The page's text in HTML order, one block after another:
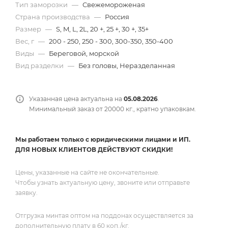
Тип заморозки — Свежемороженая
Страна производства — Россия
Размер — S, M, L, 2L, 20 +, 25 +, 30 +, 35+
Вес, г — 200 - 250, 250 - 300, 300-350, 350-400
Виды — Береговой, морской
Вид разделки — Без головы, Неразделанная
Указанная цена актуальна на 05.08.2026.
Минимальный заказ от 20000 кг., кратно упаковкам.
Мы работаем только с юридическими лицами и ИП.
ДЛЯ НОВЫХ КЛИЕНТОВ ДЕЙСТВУЮТ СКИДКИ!
Цены, указанные на сайте не окончательные.
Чтобы узнать актуальную цену, звоните или отправьте
заявку.
Отгрузка минтая оптом на поддонах осуществляется за
дополнительную плату в 60 коп./кг.